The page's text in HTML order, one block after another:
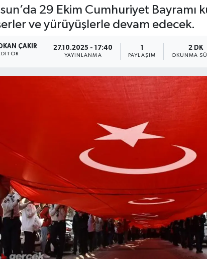
29 Ekim Cumhuriyet Bayramı
ve yürüyüşlerle devam edecek.
ÇAKIR 27.10.2025 - 17:40
YAYINLANMA
1
PAYLAŞIM
2 DK
OKUNMA